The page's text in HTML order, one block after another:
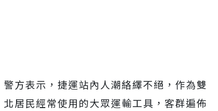
警方表示，捷運站內人潮絡繹不絕，作為雙
北居民經常使用的大眾運輸工具，客群遍佈